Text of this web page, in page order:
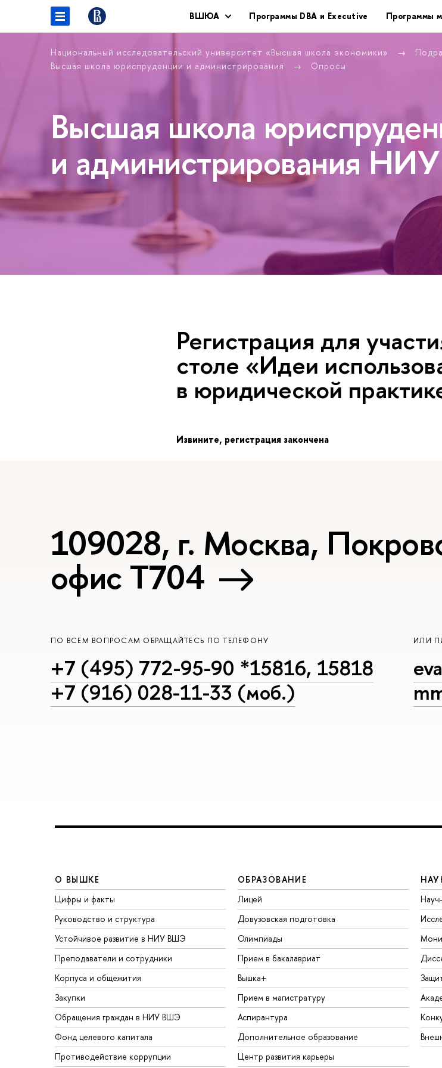
ШЮА Программы DBA и Executive Программы
Национальный исследовательский университет «Высшая школа экономики»
ысшая школа юриспруденции и администрирования
Опросы
ысшая школа
и администрирования
Регистрация для
столе «Идеи
юридической
Извините, регистрация закончена
109028, г. Москва,
офис Т704
ПО ВСЕМ ВОПРОСАМ ОБРАЩАЙТЕСЬ ПО ТЕЛЕФОНУ
+7 (495) 772-95-90 *15816, 15818
+7 (916) 028-11-33 (моб.)
ИЛИ
О ВЫШКЕ
Цифры и факты
Руководство и структура
Устойчивое развитие в НИУ ВШЭ
Преподаватели и сотрудники
Корпуса и общежития
Закупки
Обращения граждан в НИУ ВШЭ
Фонд целевого капитала
Противодействие коррупции
ОБРАЗОВАНИЕ
Лицей
Довузовская подготовка
Олимпиады
Прием в бакалавриат
ышка+
Прием в магистратуру
Аспирантура
Дополнительное образование
Центр развития карьеры